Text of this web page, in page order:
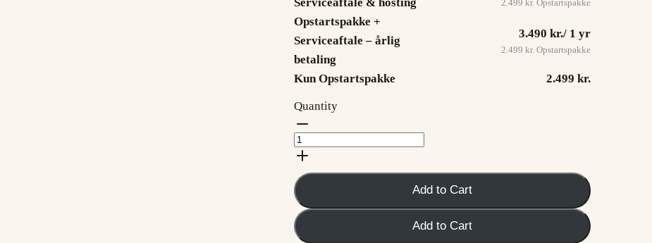
2.499 kr. Opstartspakke
Opstartspakke +
Serviceaftale – årlig
betaling
3.490 kr./ 1 yr
2.499 kr. Opstartspakke
Kun Opstartspakke 2.499 kr.
Quantity
Add to Cart
Add to Cart